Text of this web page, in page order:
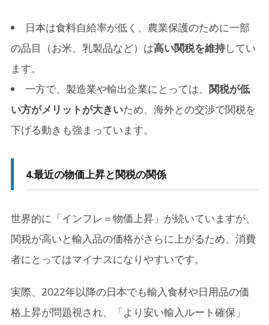
日本は食料自給率が低く、農業保護のために一部
の品目（お米、乳製品など）は高い関税を維持してい
ます。
一方で、製造業や輸出企業にとっては、 関税が低
い方がメリットが大きいため、海外との交渉で関税を
下げる動きも強まっています。
4.最近の物価上昇と関税の関係
世界的に「インフレ＝物価上昇」が続いていますが、
関税が高いと輸入品の価格がさらに上がるため、消費
者にとってはマイナスになりやすいです。
実際、2022年以降の日本でも輸入食材や日用品の価
格上昇が問題視され、「より安い輸入ルート確保」